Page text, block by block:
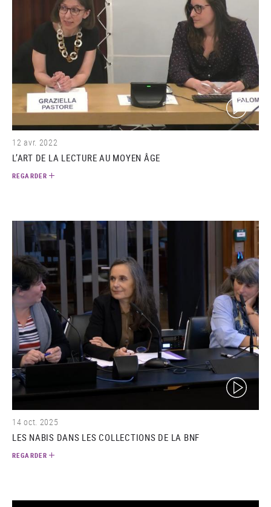
(video)
12 avr. 2022
L’ART DE LA LECTURE AU MOYEN ÂGE
REGARDER
(video)
14 oct. 2025
LES NABIS DANS LES COLLECTIONS DE LA BNF
REGARDER